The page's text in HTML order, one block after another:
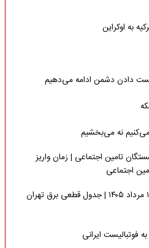
به اوکراین
دادن دشمن ادامه می‌دهیم
نه می‌بخشیم
تامین اجتماعی | زمان واریز
اجتماعی
برنامه قطعی برق تهران یکشنبه ۱۸ مرداد ۱۴۰۵ | جدول قطعی برق تهران
فوتبالیست ایرانی